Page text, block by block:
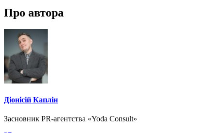
Про автора
Діонісій Каплін
Засновник PR-агентства «Yoda Consult»